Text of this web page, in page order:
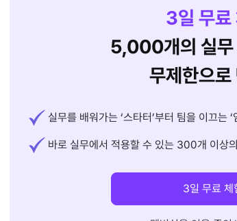
3일 무료
5,000개의 실무
무제한으
실무를 배워가는 ‘스타터’부터 팀을 이끄는
바로 실무에서 적용할 수 있는 300개 이상
3일 무료 체